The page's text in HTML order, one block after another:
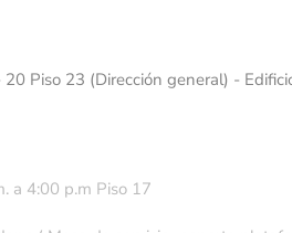
Piso 23 (Dirección general) -
a 4:00 p.m Piso 17